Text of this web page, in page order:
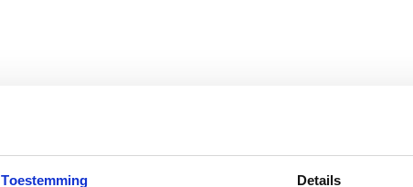
Toestemming Details